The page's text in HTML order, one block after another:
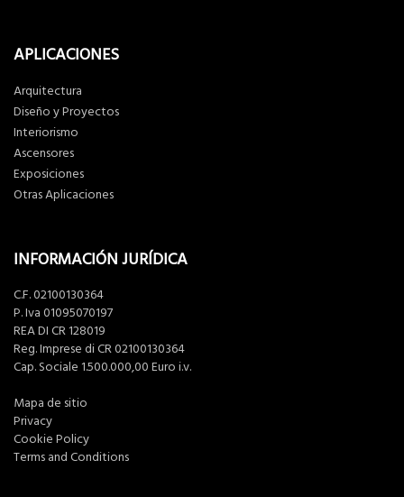
APLICACIONES
Arquitectura
Diseño y Proyectos
Interiorismo
Ascensores
Exposiciones
Otras Aplicaciones
INFORMACIÓN JURÍDICA
C.F. 02100130364
P. Iva 01095070197
REA DI CR 128019
Reg. Imprese di CR 02100130364
Cap. Sociale 1.500.000,00 Euro i.v.
Mapa de sitio
Privacy
Cookie Policy
Terms and Conditions